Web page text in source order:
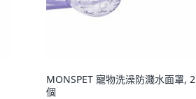
MONSPET 寵物洗澡防濺水面罩, 2
個